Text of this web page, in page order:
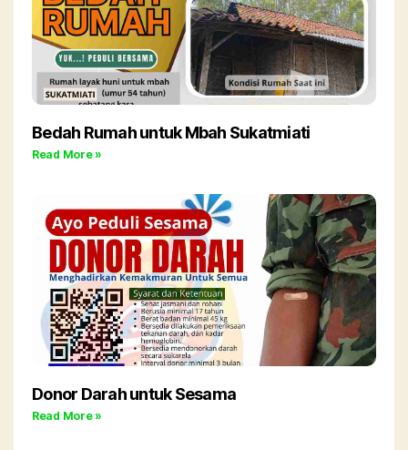
Bedah Rumah untuk Mbah Sukatmiati
Read More »
Donor Darah untuk Sesama
Read More »